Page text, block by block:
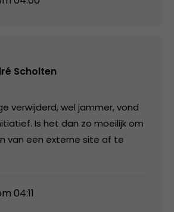
Scholten
verwijderd, wel jammer, vond
Is het dan zo moeilijk om
van een externe site af te
04:11